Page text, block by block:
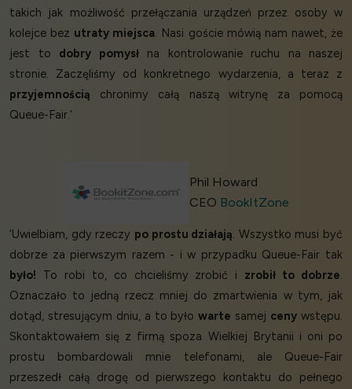
takich jak możliwość przełączania urządzeń przez osoby w
kolejce bez utraty miejsca. Nasi goście mówią nam nawet, że
jest to dobry pomysłna kontrolowanie ruchu na naszej
stronie. Zaczęliśmy od konkretnego wydarzenia, a teraz z
przyjemnością chronimy całą naszą witrynę za pomocą
Queue-Fair.’
Phil Howard
CEO BookItZone
‘Uwielbiam, gdy rzeczy po prostu działają. Wszystko musi być
dobrze za pierwszym razem - i w przypadku Queue-Fair tak
było! To robi to, co chcieliśmy zrobić i zrobił to dobrze.
Oznaczało to jedną rzecz mniej do zmartwienia w tym, jak
dotąd, stresującym dniu, a to byłowarte samej ceny wstępu.
Skontaktowałem się z firmą spoza Wielkiej Brytanii i oni po
prostu bombardowali mnie telefonami, ale Queue-Fair
przeszedł całą drogę od pierwszego kontaktu do pełnego